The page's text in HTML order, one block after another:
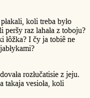
koli treba było
peršy raz lahała z toboju?
łôžka? I čy ja tobiê ne
rozłučatisie z jeju.
takaja vesioła, koli